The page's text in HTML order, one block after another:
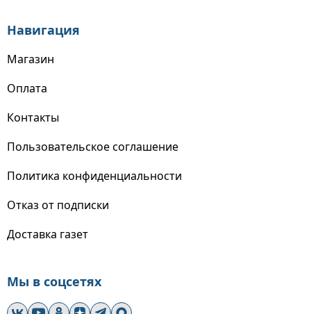
Навигация
Магазин
Оплата
Контакты
Пользовательское соглашение
Политика конфиденциальности
Отказ от подписки
Доставка газет
Мы в соцсетях